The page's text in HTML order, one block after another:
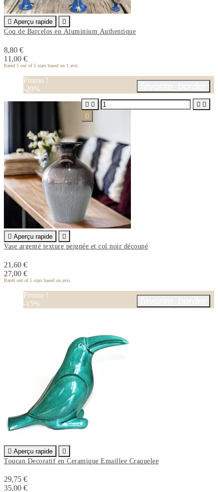
 Aperçu rapide

Coq de Barcelos en Aluminium Authentique
8,80 €
11,00 €
Rated 5 out of 5 stars based on 1 avis
Promo !
-20%
 Aperçu rapide

Vase argenté texture peignée et col noir découpé
21,60 €
27,00 €
Rated out of 5 stars based on avis
   

Promo !
-15%
 Aperçu rapide

Toucan Decoratif en Ceramique Emaillee Craquelee
29,75 €
35,00 €